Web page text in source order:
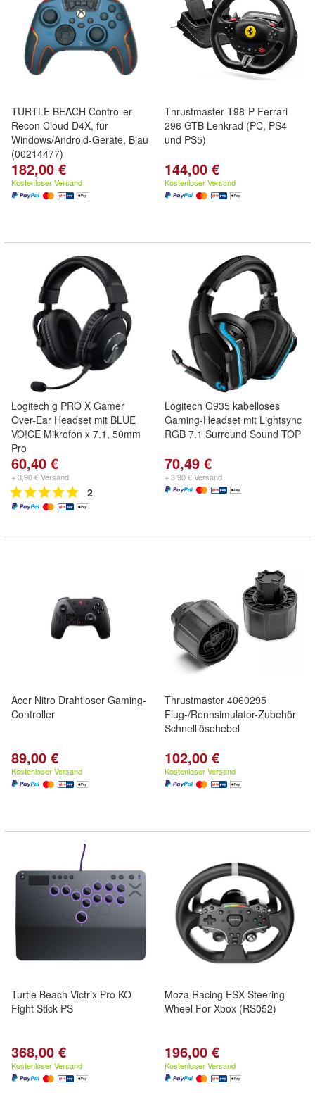
TURTLE BEACH Controller
Recon Cloud D4X, für
Windows/Android-Geräte, Blau
(00214477)
182,00 €
Kostenloser Versand
Thrustmaster T98-P Ferrari
296 GTB Lenkrad (PC, PS4
und PS5)
144,00 €
Kostenloser Versand
Logitech g PRO X Gamer
Over-Ear Headset mit BLUE
VO!CE Mikrofon x 7.1, 50mm
Pro
60,40 €
+ 3,90 € Versand
2
Logitech G935 kabelloses
Gaming-Headset mit Lightsync
RGB 7.1 Surround Sound TOP
70,49 €
+ 3,90 € Versand
Acer Nitro Drahtloser Gaming-
Controller
89,00 €
Kostenloser Versand
Thrustmaster 4060295
Flug-/Rennsimulator-Zubehör
Schnelllösehebel
102,00 €
Kostenloser Versand
Turtle Beach Victrix Pro KO
Fight Stick PS
368,00 €
Kostenloser Versand
Moza Racing ESX Steering
Wheel For Xbox (RS052)
196,00 €
Kostenloser Versand